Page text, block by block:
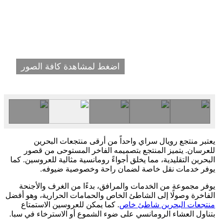
اضغط لمشاهدة كافة الصور
يعتبر منتجع رويال سراي واحداً من أرقى منتجعات البحرين
للعرسان. يتميز المنتجع بتصميمه الفاخر المستوحى من قصور
البحرين التقليدية، مما يخلق أجواءً رومانسية مثالية للعروسين. كما
يوفر خدمات نقل خاصة لضمان راحة وخصوصية ضيوفه.
يوفر مجموعة من الخدمات والمرافق، بدءًا من الغرف والأجنحة
الفاخرة وصولًا إلى الشاطئ الخاص والحمامات الحرارية، وهو أفضل
منتجعات البحرين شاطئ خاص. كما يمكن للعروسين الاستمتاع
بتناول العشاء الرومانسي على ضوء الشموع أو الاسترخاء في سبا.